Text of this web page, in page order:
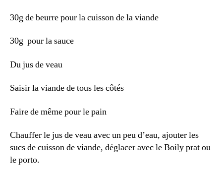
30g de beurre pour la cuisson de la viande
30g pour la sauce
Du jus de veau
Saisir la viande de tous les côtés
Faire de même pour le pain
Chauffer le jus de veau avec un peu d’eau, ajouter les
sucs de cuisson de viande, déglacer avec le Boily prat ou
le porto.